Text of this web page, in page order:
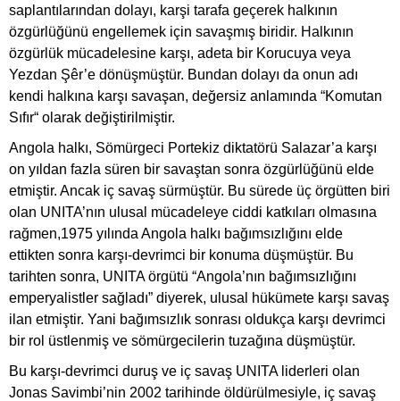
saplantılarından dolayı, karşi tarafa geçerek halkının
özgürlüğünü engellemek için savaşmış biridir. Halkının
özgürlük mücadelesine karşı, adeta bir Korucuya veya
Yezdan Şêr’e dönüşmüştür. Bundan dolayı da onun adı
kendi halkına karşı savaşan, değersiz anlamında “Komutan
Sıfır“ olarak değiştirilmiştir.
Angola halkı, Sömürgeci Portekiz diktatörü Salazar’a karşı
on yıldan fazla süren bir savaştan sonra özgürlüğünü elde
etmiştir. Ancak iç savaş sürmüştür. Bu sürede üç örgütten biri
olan UNITA’nın ulusal mücadeleye ciddi katkıları olmasına
rağmen,1975 yılında Angola halkı bağımsızlığını elde
ettikten sonra karşı-devrimci bir konuma düşmüştür. Bu
tarihten sonra, UNITA örgütü “Angola’nın bağımsızlığını
emperyalistler sağladı” diyerek, ulusal hükümete karşı savaş
ilan etmiştir. Yani bağımsızlık sonrası oldukça karşı devrimci
bir rol üstlenmiş ve sömürgecilerin tuzağına düşmüştür.
Bu karşı-devrimci duruş ve iç savaş UNITA liderleri olan
Jonas Savimbi’nin 2002 tarihinde öldürülmesiyle, iç savaş